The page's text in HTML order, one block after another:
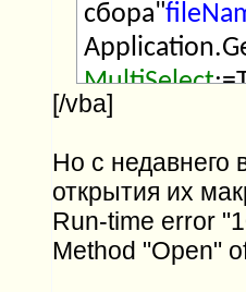
сбора"
MultiSelect
Тrue
LBound(
=
[/vba]
Но с недавнего
открытия их
Run-time error
Method "Open"